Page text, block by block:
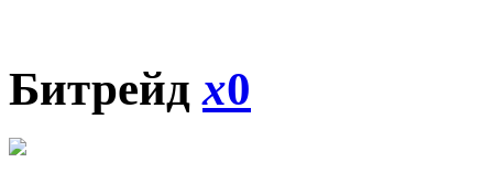
Битрейдx0